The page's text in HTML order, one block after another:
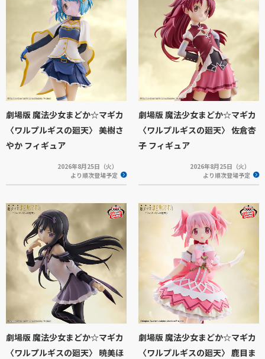
劇場版 魔法少女まどか☆マギカ
〈ワルプルギスの廻天〉 美樹さ
やか フィギュア
2026年8月25日（火）
より順次登場予定
劇場版 魔法少女まどか☆マギカ
〈ワルプルギスの廻天〉 佐倉杏
子 フィギュア
2026年8月25日（火）
より順次登場予定
劇場版 魔法少女まどか☆マギカ
〈ワルプルギスの廻天〉 暁美ほ
劇場版 魔法少女まどか☆マギカ
〈ワルプルギスの廻天〉 鹿目ま